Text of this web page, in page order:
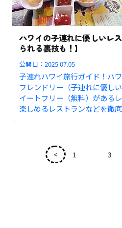
ハワイの子連れに優しいレ
られる裏技も！】
公開日：2025.07.05
子連れハワイ旅行ガイド！ハ
フレンドリー（子連れに優し
イートフリー（無料）がある
楽しめるレストランなどを徹底
< 1 3